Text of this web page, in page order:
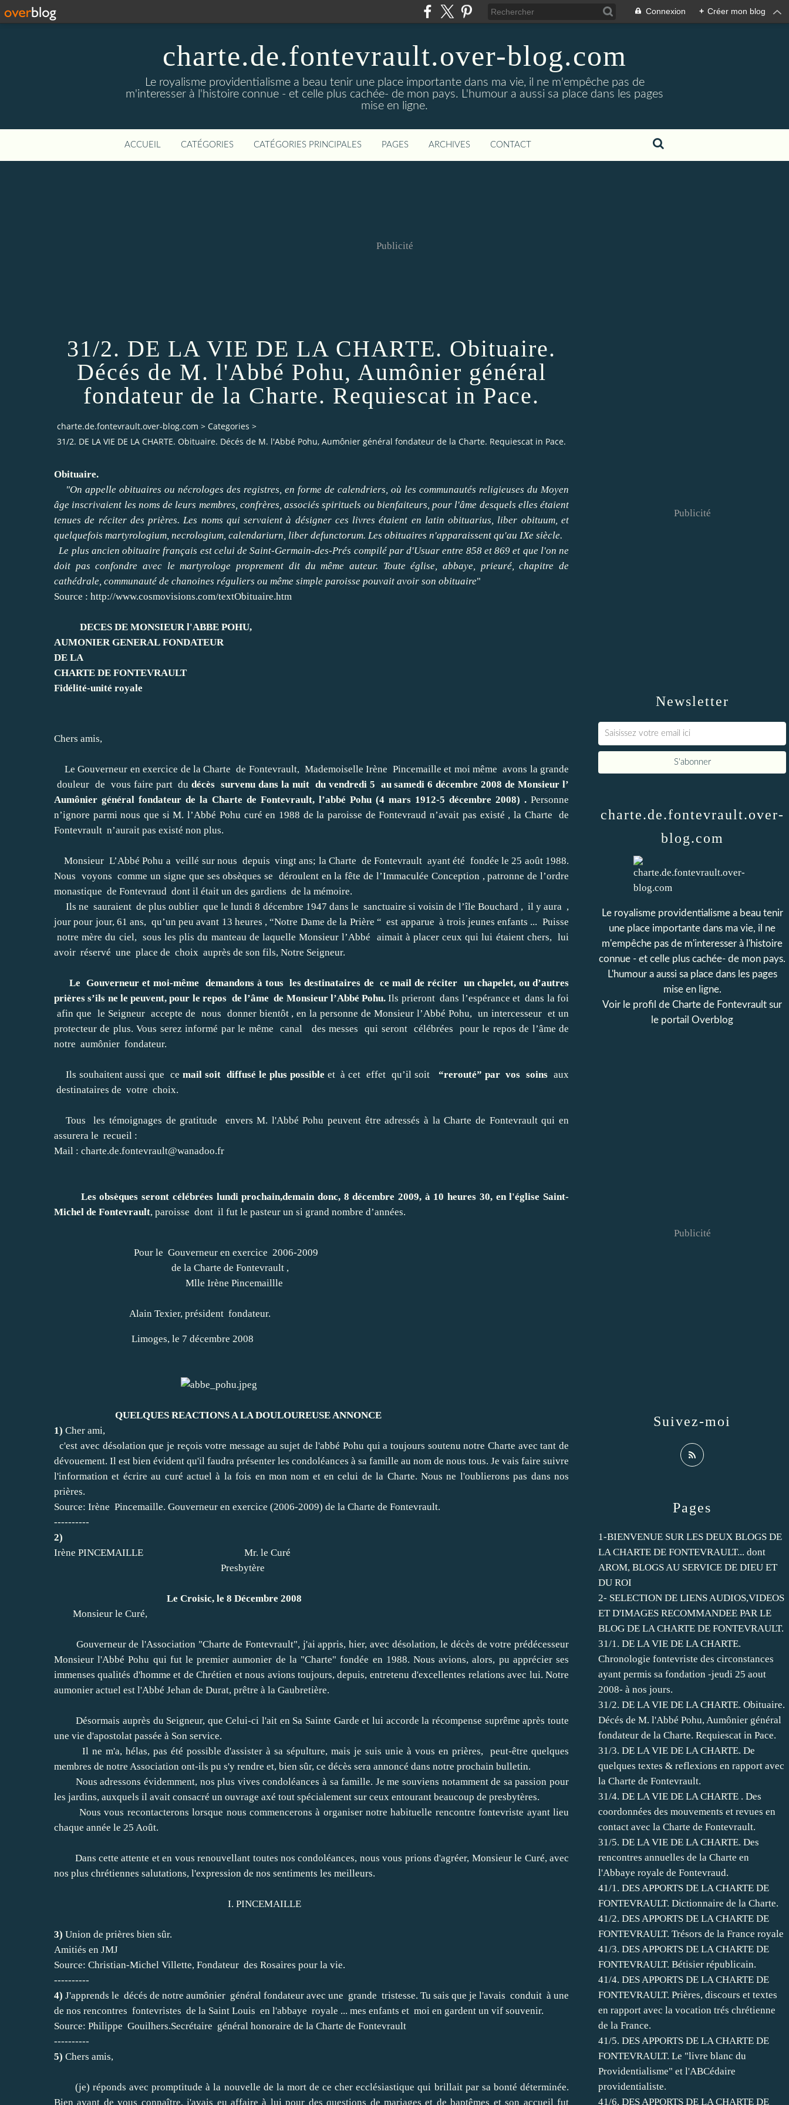
Connexion + Créer mon blog
charte.de.fontevrault.over-blog.com
Le royalisme providentialisme a beau tenir une place importante dans ma vie, il ne m'empêche pas de
m'interesser à l'histoire connue - et celle plus cachée- de mon pays. L'humour a aussi sa place dans les pages
mise en ligne.
ACCUEIL CATÉGORIES CATÉGORIES PRINCIPALES PAGES ARCHIVES CONTACT
Publicité
31/2. DE LA VIE DE LA CHARTE. Obituaire.
Décés de M. l'Abbé Pohu, Aumônier général
fondateur de la Charte. Requiescat in Pace.
charte.de.fontevrault.over-blog.com > Categories >
31/2. DE LA VIE DE LA CHARTE. Obituaire. Décés de M. l'Abbé Pohu, Aumônier général fondateur de la Charte. Requiescat in Pace.
Obituaire.
"On appelle obituaires ou nécrologes des registres, en forme de calendriers, où les communautés religieuses du Moyen
âge inscrivaient les noms de leurs membres, confrères, associés spirituels ou bienfaiteurs, pour l'âme desquels elles étaient
tenues de réciter des prières. Les noms qui servaient à désigner ces livres étaient en latin obituarius, liber obituum, et
quelquefois martyrologium, necrologium, calendariurn, liber defunctorum. Les obituaires n'apparaissent qu'au IXe siècle.
Le plus ancien obituaire français est celui de Saint-Germain-des-Prés compilé par d'Usuar entre 858 et 869 et que l'on ne
doit pas confondre avec le martyrologe proprement dit du même auteur. Toute église, abbaye, prieuré, chapitre de
cathédrale, communauté de chanoines réguliers ou même simple paroisse pouvait avoir son obituaire"
Source : http://www.cosmovisions.com/textObituaire.htm
DECES DE MONSIEUR l'ABBE POHU,
AUMONIER GENERAL FONDATEUR
DE LA
CHARTE DE FONTEVRAULT
Fidélité-unité royale
Chers amis,
Le Gouverneur en exercice de la Charte de Fontevrault, Mademoiselle Irène Pincemaille et moi même avons la grande
douleur de vous faire part dudécès survenu dans la nuit du vendredi 5 au samedi 6 décembre 2008 de Monsieur l’
Aumônier général fondateur de la Charte de Fontevrault, l’abbé Pohu (4 mars 1912-5 décembre 2008) . Personne
n’ignore parmi nous que si M. l’Abbé Pohu curé en 1988 de la paroisse de Fontevraud n’avait pas existé , la Charte de
Fontevrault n’aurait pas existé non plus.
Monsieur L’Abbé Pohu a veillé sur nous depuis vingt ans; la Charte de Fontevrault ayant été fondée le 25 août 1988.
Nous voyons comme un signe que ses obsèques se déroulent en la fête de l’Immaculée Conception , patronne de l’ordre
monastique de Fontevraud dont il était un des gardiens de la mémoire.
Ils ne sauraient de plus oublier que le lundi 8 décembre 1947 dans le sanctuaire si voisin de l’île Bouchard , il y aura ,
jour pour jour, 61 ans, qu’un peu avant 13 heures , “Notre Dame de la Prière “ est apparue à trois jeunes enfants ... Puisse
notre mère du ciel, sous les plis du manteau de laquelle Monsieur l’Abbé aimait à placer ceux qui lui étaient chers, lui
avoir réservé une place de choix auprès de son fils, Notre Seigneur.
Le Gouverneur et moi-même demandons à tous les destinataires de ce mail de réciter un chapelet, ou d’autres
prières s’ils ne le peuvent, pour le repos de l’âme de Monsieur l’Abbé Pohu. Ils prieront dans l’espérance et dans la foi
afin que le Seigneur accepte de nous donner bientôt , en la personne de Monsieur l’Abbé Pohu, un intercesseur et un
protecteur de plus. Vous serez informé par le même canal des messes qui seront célébrées pour le repos de l’âme de
notre aumônier fondateur.
Ils souhaitent aussi que cemail soit diffusé le plus possible et à cet effet qu’il soit “rerouté” par vos soinsaux
destinataires de votre choix.
Tous les témoignages de gratitude envers M. l'Abbé Pohu peuvent être adressés à la Charte de Fontevrault qui en
assurera le recueil :
Mail : charte.de.fontevrault@wanadoo.fr
Les obsèques seront célébrées lundi prochain,demain donc, 8 décembre 2009, à 10 heures 30, en l'église Saint-
Michel de Fontevrault, paroisse dont il fut le pasteur un si grand nombre d’années.
Pour le Gouverneur en exercice 2006-2009
de la Charte de Fontevrault ,
Mlle Irène Pincemaillle
Alain Texier, président fondateur.
Limoges, le 7 décembre 2008
QUELQUES REACTIONS A LA DOULOUREUSE ANNONCE
1) Cher ami,
c'est avec désolation que je reçois votre message au sujet de l'abbé Pohu qui a toujours soutenu notre Charte avec tant de
dévouement. Il est bien évident qu'il faudra présenter les condoléances à sa famille au nom de nous tous. Je vais faire suivre
l'information et écrire au curé actuel à la fois en mon nom et en celui de la Charte. Nous ne l'oublierons pas dans nos
prières.
Source: Irène Pincemaille. Gouverneur en exercice (2006-2009) de la Charte de Fontevrault.
----------
2)
Irène PINCEMAILLE Mr. le Curé
Presbytère
Le Croisic, le 8 Décembre 2008
Monsieur le Curé,
Gouverneur de l'Association "Charte de Fontevrault", j'ai appris, hier, avec désolation, le décès de votre prédécesseur
Monsieur l'Abbé Pohu qui fut le premier aumonier de la "Charte" fondée en 1988. Nous avions, alors, pu apprécier ses
immenses qualités d'homme et de Chrétien et nous avions toujours, depuis, entretenu d'excellentes relations avec lui. Notre
aumonier actuel est l'Abbé Jehan de Durat, prêtre à la Gaubretière.
Désormais auprès du Seigneur, que Celui-ci l'ait en Sa Sainte Garde et lui accorde la récompense suprême après toute
une vie d'apostolat passée à Son service.
Il ne m'a, hélas, pas été possible d'assister à sa sépulture, mais je suis unie à vous en prières, peut-être quelques
membres de notre Association ont-ils pu s'y rendre et, bien sûr, ce décès sera annoncé dans notre prochain bulletin.
Nous adressons évidemment, nos plus vives condoléances à sa famille. Je me souviens notamment de sa passion pour
les jardins, auxquels il avait consacré un ouvrage axé tout spécialement sur ceux entourant beaucoup de presbytères.
Nous vous recontacterons lorsque nous commencerons à organiser notre habituelle rencontre fontevriste ayant lieu
chaque année le 25 Août.
Dans cette attente et en vous renouvellant toutes nos condoléances, nous vous prions d'agréer, Monsieur le Curé, avec
nos plus chrétiennes salutations, l'expression de nos sentiments les meilleurs.
I. PINCEMAILLE
3) Union de prières bien sûr.
Amitiés en JMJ
Source: Christian-Michel Villette, Fondateur des Rosaires pour la vie.
----------
4) J'apprends le décés de notre aumônier général fondateur avec une grande tristesse. Tu sais que je l'avais conduit à une
de nos rencontres fontevristes de la Saint Louis en l'abbaye royale ... mes enfants et moi en gardent un vif souvenir.
Source: Philippe Gouilhers.Secrétaire général honoraire de la Charte de Fontevrault
----------
5) Chers amis,
(je) réponds avec promptitude à la nouvelle de la mort de ce cher ecclésiastique qui brillait par sa bonté déterminée.
Bien avant de vous connaître, j'avais eu affaire à lui pour des questions de mariages et de baptêmes et son accueil fut
Newsletter
Publicité
Pages
1-BIENVENUE SUR LES DEUX BLOGS DE
LA CHARTE DE FONTEVRAULT... dont
AROM, BLOGS AU SERVICE DE DIEU ET
DU ROI
2- SELECTION DE LIENS AUDIOS,VIDEOS
ET D'IMAGES RECOMMANDEE PAR LE
BLOG DE LA CHARTE DE FONTEVRAULT.
31/1. DE LA VIE DE LA CHARTE.
Chronologie fontevriste des circonstances
ayant permis sa fondation -jeudi 25 aout
2008- à nos jours.
31/2. DE LA VIE DE LA CHARTE. Obituaire.
Décés de M. l'Abbé Pohu, Aumônier général
fondateur de la Charte. Requiescat in Pace.
31/3. DE LA VIE DE LA CHARTE. De
quelques textes & reflexions en rapport avec
la Charte de Fontevrault.
31/4. DE LA VIE DE LA CHARTE . Des
coordonnées des mouvements et revues en
contact avec la Charte de Fontevrault.
31/5. DE LA VIE DE LA CHARTE. Des
rencontres annuelles de la Charte en
l'Abbaye royale de Fontevraud.
41/1. DES APPORTS DE LA CHARTE DE
FONTEVRAULT. Dictionnaire de la Charte.
41/2. DES APPORTS DE LA CHARTE DE
FONTEVRAULT. Trésors de la France royale
41/3. DES APPORTS DE LA CHARTE DE
FONTEVRAULT. Bétisier républicain.
41/4. DES APPORTS DE LA CHARTE DE
FONTEVRAULT. Prières, discours et textes
en rapport avec la vocation trés chrétienne
de la France.
41/5. DES APPORTS DE LA CHARTE DE
FONTEVRAULT. Le "livre blanc du
Providentialisme" et l'ABCédaire
providentialiste.
41/6. DES APPORTS DE LA CHARTE DE
charte.de.fontevrault.over-
blog.com
Le royalisme providentialisme a beau tenir
une place importante dans ma vie, il ne
m'empêche pas de m'interesser à l'histoire
connue - et celle plus cachée- de mon pays.
L'humour a aussi sa place dans les pages
mise en ligne.
Voir le profil de Charte de Fontevrault sur
le portail Overblog
Suivez-moi
Publicité